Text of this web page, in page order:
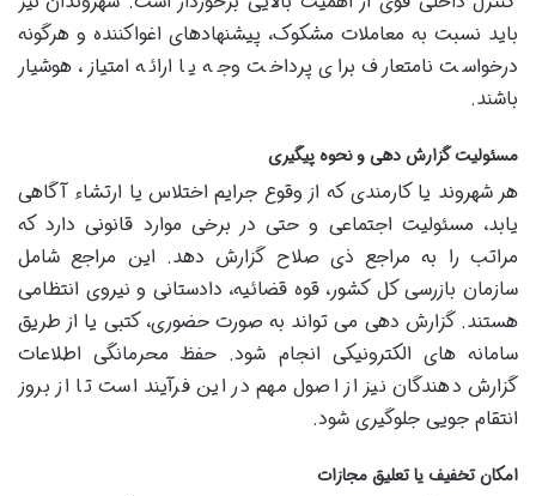
باید نسبت به معاملات مشکوک، پیشنهادهای اغواکننده و هرگونه
درخواست نامتعارف برای پرداخت وجه یا ارائه امتیاز، هوشیار
باشند.
مسئولیت گزارش دهی و نحوه پیگیری
هر شهروند یا کارمندی که از وقوع جرایم اختلاس یا ارتشاء آگاهی
یابد، مسئولیت اجتماعی و حتی در برخی موارد قانونی دارد که
مراتب را به مراجع ذی صلاح گزارش دهد. این مراجع شامل
سازمان بازرسی کل کشور، قوه قضائیه، دادستانی و نیروی انتظامی
هستند. گزارش دهی می تواند به صورت حضوری، کتبی یا از طریق
سامانه های الکترونیکی انجام شود. حفظ محرمانگی اطلاعات
گزارش دهندگان نیز از اصول مهم در این فرآیند است تا از بروز
انتقام جویی جلوگیری شود.
امکان تخفیف یا تعلیق مجازات